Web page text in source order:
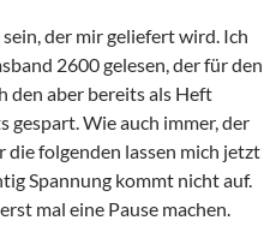
der mir geliefert wird. Ich
2600 gelesen, der für den
den aber bereits als Heft
gespart. Wie auch immer, der
die folgenden lassen mich jetzt
Spannung kommt nicht auf.
mal eine Pause machen.